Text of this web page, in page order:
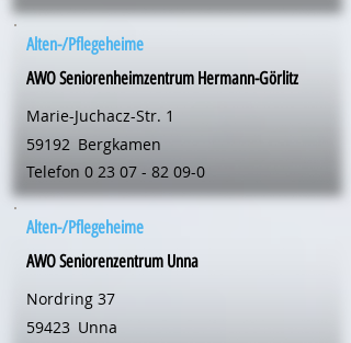
Alten-/Pflegeheime
AWO Seniorenheimzentrum Hermann-Görlitz
Marie-Juchacz-Str. 1
59192 Bergkamen
Telefon 0 23 07 - 82 09-0
Alten-/Pflegeheime
AWO Seniorenzentrum Unna
Nordring 37
59423 Unna